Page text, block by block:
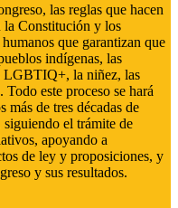
las reglas que hacen
la Constitución y los
que garantizan que
indígenas, las
LGBTIQ+, la niñez, las
este proceso se hará
más de tres décadas de
el trámite de
apoyando a
de ley y proposiciones, y
y sus resultados.